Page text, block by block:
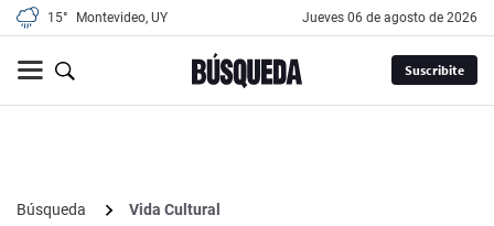
15° Montevideo, UY jueves 06 de agosto de 2026
Suscribite
Búsqueda
Vida Cultural